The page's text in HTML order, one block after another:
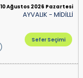
10 Ağustos 2026 Pazartesi
AYVALIK -MİDİLLİ
Sefer Seçimi